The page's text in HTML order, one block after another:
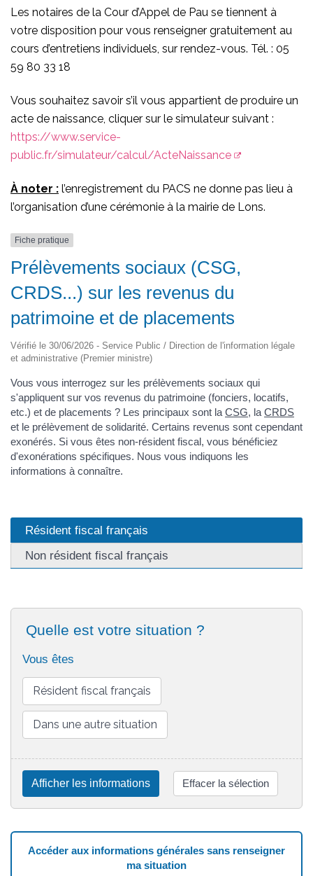
Les notaires de la Cour d’Appel de Pau se tiennent à
votre disposition pour vous renseigner gratuitement au
cours d’entretiens individuels, sur rendez-vous. Tél. : 05
59 80 33 18
Vous souhaitez savoir s’il vous appartient de produire un
acte de naissance, cliquer sur le simulateur suivant :
https://www.service-
public.fr/simulateur/calcul/ActeNaissance
À noter : l’enregistrement du PACS ne donne pas lieu à
l’organisation d’une cérémonie à la mairie de Lons.
Fiche pratique
Prélèvements sociaux (CSG,
CRDS...) sur les revenus du
patrimoine et de placements
Vérifié le 30/06/2026 - Service Public / Direction de l'information légale
et administrative (Premier ministre)
Vous vous interrogez sur les prélèvements sociaux qui
s'appliquent sur vos revenus du patrimoine (fonciers, locatifs,
etc.) et de placements ? Les principaux sont la CSG, la CRDS
et le prélèvement de solidarité. Certains revenus sont cependant
exonérés. Si vous êtes non-résident fiscal, vous bénéficiez
d'exonérations spécifiques. Nous vous indiquons les
informations à connaître.
Résident fiscal français
Non résident fiscal français
Quelle est votre situation ?
Vous êtes
Résident fiscal français
Dans une autre situation
Afficher les informations Effacer la sélection
Accéder aux informations générales sans renseigner
ma situation